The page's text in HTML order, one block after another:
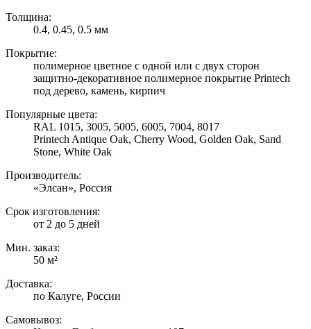
Толщина:
0.4, 0.45, 0.5 мм
Покрытие:
полимерное цветное с одной или с двух сторон
защитно-декоративное полимерное покрытие Printech
под дерево, камень, кирпич
Популярные цвета:
RAL 1015, 3005, 5005, 6005, 7004, 8017
Printech Antique Oak, Cherry Wood, Golden Oak, Sand
Stone, White Oak
Производитель:
«Элсан», Россия
Срок изготовления:
от 2 до 5 дней
Мин. заказ:
50 м²
Доставка:
по Калуге, России
Самовывоз: